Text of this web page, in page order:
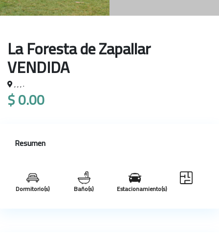
La Foresta de Zapallar
VENDIDA
, , , .
$ 0.00
Resumen
Dormitorio(s) Baño(s) Estacionamiento(s)